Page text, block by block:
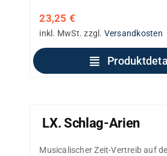
23,25 €
inkl. MwSt. zzgl. Versandkosten
LX. Schlag-Arien
Musicalischer Zeit-Vertreib auf